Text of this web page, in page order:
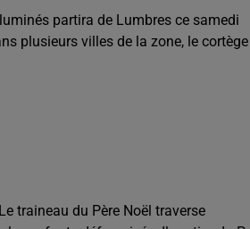
partira de Lumbres ce samedi
plusieurs villes de la zone, le cortège
traineau du Père Noël traverse